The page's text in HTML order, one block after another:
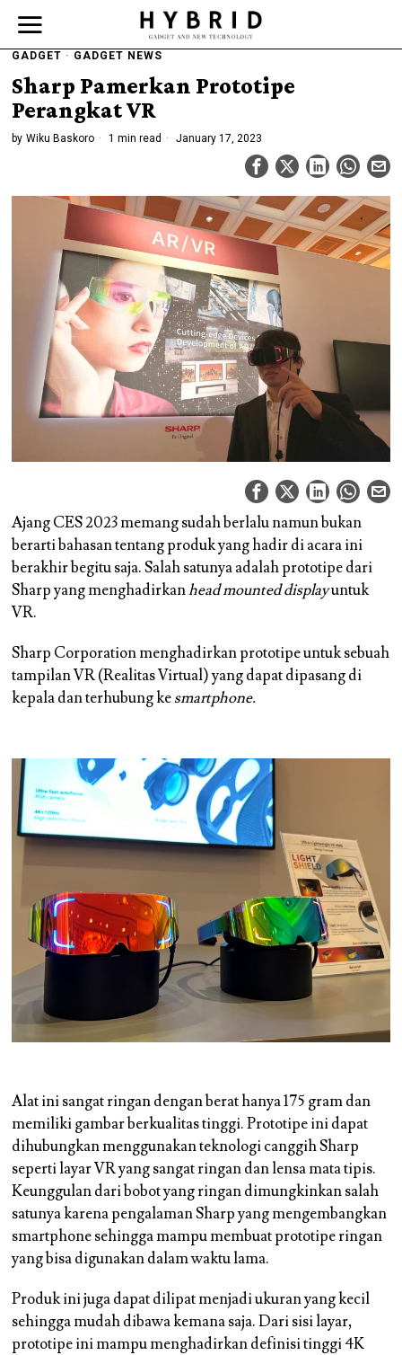
GADGET · GADGET NEWS
Sharp Pamerkan Prototipe
Perangkat VR
by Wiku Baskoro 1 min read January 17, 2023
Ajang CES 2023 memang sudah berlalu namun bukan
berarti bahasan tentang produk yang hadir di acara ini
berakhir begitu saja. Salah satunya adalah prototipe dari
Sharp yang menghadirkanhead mounted displayuntuk
VR.
Sharp Corporation menghadirkan prototipe untuk sebuah
tampilan VR (Realitas Virtual) yang dapat dipasang di
kepala dan terhubung kesmartphone.
Alat ini sangat ringan dengan berat hanya 175 gram dan
memiliki gambar berkualitas tinggi. Prototipe ini dapat
dihubungkan menggunakan teknologi canggih Sharp
seperti layar VR yang sangat ringan dan lensa mata tipis.
Keunggulan dari bobot yang ringan dimungkinkan salah
satunya karena pengalaman Sharp yang mengembangkan
smartphone sehingga mampu membuat prototipe ringan
yang bisa digunakan dalam waktu lama.
Produk ini juga dapat dilipat menjadi ukuran yang kecil
sehingga mudah dibawa kemana saja. Dari sisi layar,
prototipe ini mampu menghadirkan definisi tinggi 4K